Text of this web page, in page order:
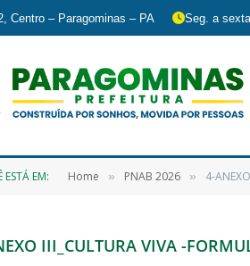
Centro – Paragominas – PA Seg. a
ESTÁ EM: Home » PNAB 2026 » 4-
III_CULTURA VIVA -